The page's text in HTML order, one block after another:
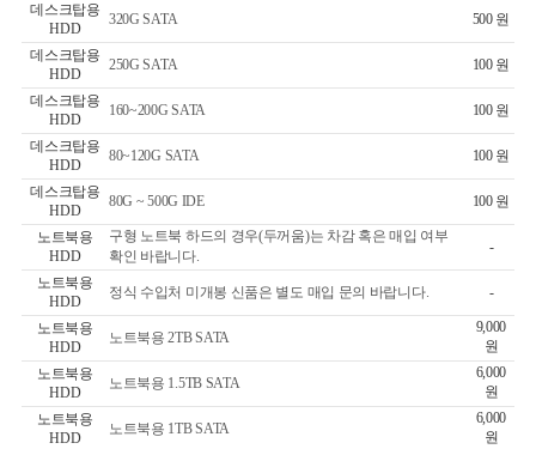
데스크탑용
HDD
320G SATA 500 원
데스크탑용
HDD
250G SATA 100 원
데스크탑용
HDD
160~200G SATA 100 원
데스크탑용
HDD
80~120G SATA 100 원
데스크탑용
HDD
80G ~ 500G IDE 100 원
노트북용
HDD
구형 노트북 하드의 경우(두꺼움)는 차감 혹은 매입 여부
확인 바랍니다.
-
노트북용
HDD
정식 수입처 미개봉 신품은 별도 매입 문의 바랍니다. -
노트북용
HDD
노트북용 2TB SATA
9,000
원
노트북용
HDD
노트북용 1.5TB SATA
6,000
원
노트북용
HDD
노트북용 1TB SATA
6,000
원